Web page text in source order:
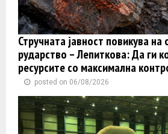
Стручната јавност повикува
рударство – Лепиткова: Да ги
ресурсите со максимална
posted on 06/08/2026